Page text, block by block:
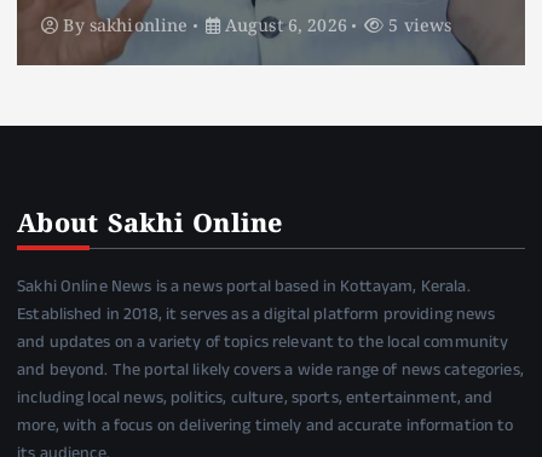
By sakhionline August 6, 2026 4 views
About Sakhi Online
Sakhi Online News is a news portal based in Kottayam, Kerala.
Established in 2018, it serves as a digital platform providing news
and updates on a variety of topics relevant to the local community
and beyond. The portal likely covers a wide range of news categories,
including local news, politics, culture, sports, entertainment, and
more, with a focus on delivering timely and accurate information to